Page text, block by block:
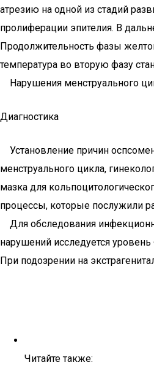
атрезию на одной из стадий
пролиферации эпителия. В
Продолжительность фазы
температура во вторую фазу
Нарушения менструального
Диагностика
Установление причин
менструального цикла,
мазка для
процессы, которые послужили
Для обследования
нарушений исследуется
При подозрении на
Читайте также: